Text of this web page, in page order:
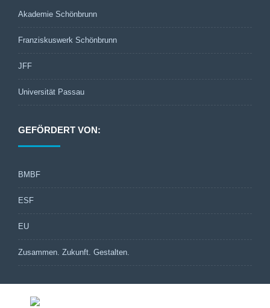
Akademie Schönbrunn
Franziskuswerk Schönbrunn
JFF
Universität Passau
GEFÖRDERT VON:
BMBF
ESF
EU
Zusammen. Zukunft. Gestalten.